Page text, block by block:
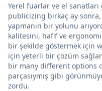
Yerel fuarlar ve el
publicizing birkaç ay
yapmanın bir yolunu
kalitesini, hafif ve
bir şekilde göstermek için
için yeterli bir çözüm
bir many different options
parçasıymış gibi
zordu.